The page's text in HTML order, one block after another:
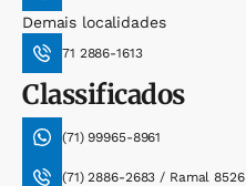
Demais localidades
71 2886-1613
Classificados
(71) 99965-8961
(71) 2886-2683 / Ramal 8526